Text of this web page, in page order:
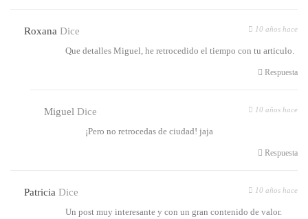
Roxana Dice 10 años hace
Que detalles Miguel, he retrocedido el tiempo con tu articulo.
Respuesta
MiguelDice 10 años hace
¡Pero no retrocedas de ciudad! jaja
Respuesta
Patricia Dice 10 años hace
Un post muy interesante y con un gran contenido de valor.